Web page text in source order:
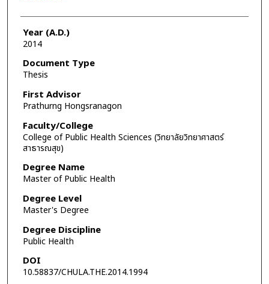
Year (A.D.)
2014
Document Type
Thesis
First Advisor
Prathurng Hongsranagon
Faculty/College
College of Public Health Sciences (วิทยาลัยวิทยาศาสตร์
สาธารณสุข)
Degree Name
Master of Public Health
Degree Level
Master's Degree
Degree Discipline
Public Health
DOI
10.58837/CHULA.THE.2014.1994